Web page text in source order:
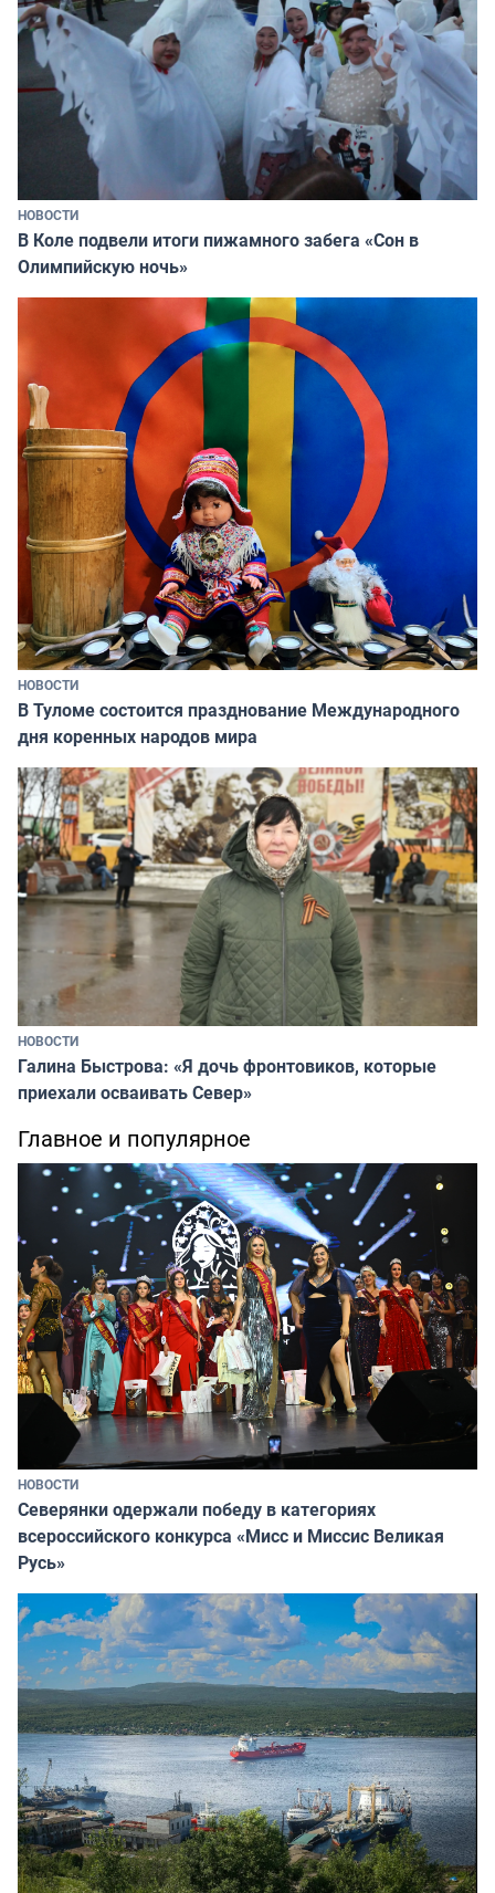
НОВОСТИ
В Коле подвели итоги пижамного забега «Сон в
Олимпийскую ночь»
НОВОСТИ
В Туломе состоится празднование Международного
дня коренных народов мира
НОВОСТИ
Галина Быстрова: «Я дочь фронтовиков, которые
приехали осваивать Север»
Главное и популярное
НОВОСТИ
Северянки одержали победу в категориях
всероссийского конкурса «Мисс и Миссис Великая
Русь»